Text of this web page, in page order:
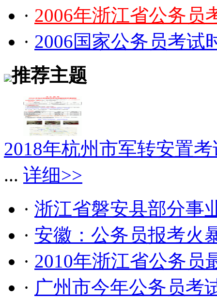
· 2006年浙江省公务员
· 2006国家公务员考试
推荐主题
2018年杭州市军转安置
... 详细>>
· 浙江省磐安县部分事
· 安徽：公务员报考火
· 2010年浙江省公务员
· 广州市今年公务员考